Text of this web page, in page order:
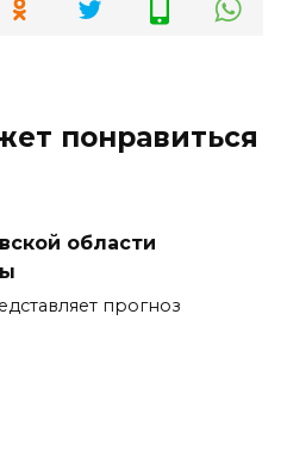
понравиться
области
прогноз